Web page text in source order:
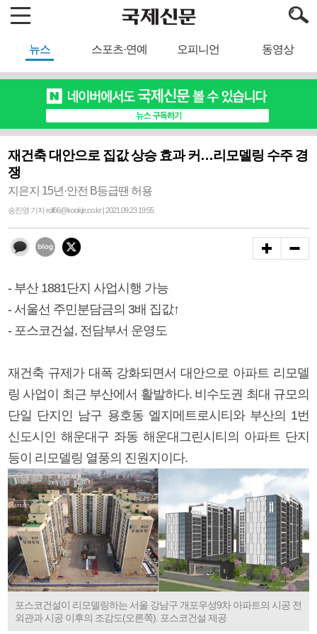
뉴스 스포츠·연예 오피니언 동영상
재건축 대안으로 집값 상승 효과 커…리모델링 수주 경
쟁
지은지 15년·안전 B등급땐 허용
송진영 기자 roll66@kookje.co.kr | 2021.09.23 19:55
- 부산 1881단지 사업시행 가능
- 서울선 주민분담금의 3배 집값↑
- 포스코건설, 전담부서 운영도
재건축 규제가 대폭 강화되면서 대안으로 아파트 리모델
링 사업이 최근 부산에서 활발하다. 비수도권 최대 규모의
단일 단지인 남구 용호동 엘지메트로시티와 부산의 1번
신도시인 해운대구 좌동 해운대그린시티의 아파트 단지
등이 리모델링 열풍의 진원지이다.
포스코건설이 리모델링하는 서울 강남구 개포우성9차 아파트의 시공 전
외관과 시공 이후의 조감도(오른쪽). 포스코건설 제공